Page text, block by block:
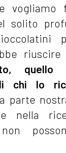
vogliamo
solito
quello
chi lo
parte
nella
non